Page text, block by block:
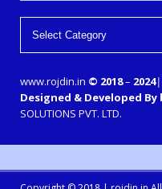
www.rojdin.in © 2018– 2024|
Designed & Developed By
SOLUTIONS PVT. LTD.